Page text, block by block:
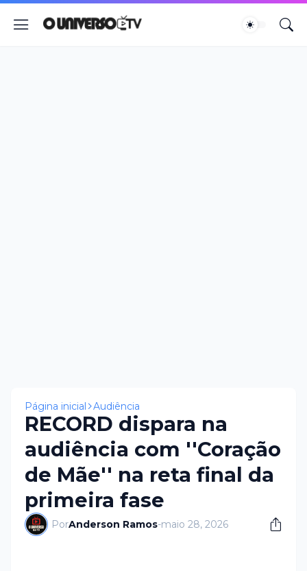
Página inicial Audiência
RECORD dispara na
audiência com ''Coração
de Mãe'' na reta final da
primeira fase
PorAnderson Ramos-maio 28, 2026